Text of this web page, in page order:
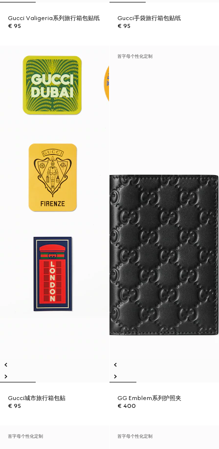
Gucci Valigeria系列旅行箱包贴纸
€ 95
Gucci手袋旅行箱包贴纸
€ 95
Gucci城市旅行箱包贴
€ 95
首字母个性化定制
GG Emblem系列护照夹
€ 400
首字母个性化定制 首字母个性化定制